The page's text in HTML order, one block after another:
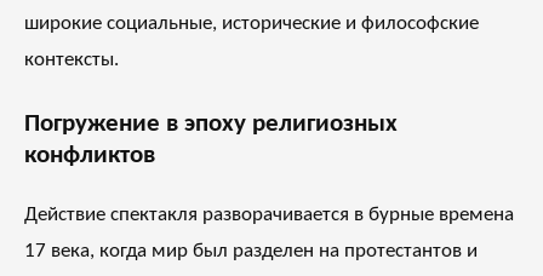
широкие социальные, исторические и философские
контексты.
Погружение в эпоху религиозных
конфликтов
Действие спектакля разворачивается в бурные времена
17 века, когда мир был разделен на протестантов и